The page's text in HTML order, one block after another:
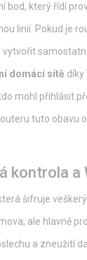
bod, který řídí
linií. Pokud je
domácí sítě díky
mohl přihlásit
tuto obavu
kontrola a
šifruje
ale hlavně
a zneužití